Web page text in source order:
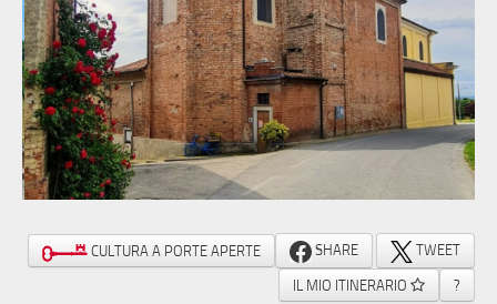
CULTURA A PORTE APERTE SHARE
TWEET
IL MIO ITINERARIO
?